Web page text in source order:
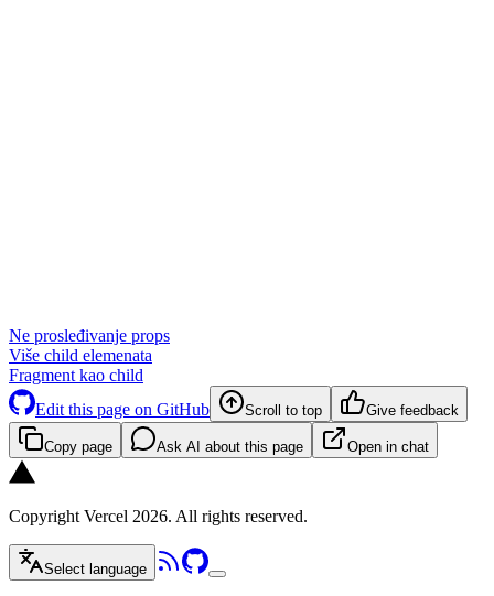
Ne prosleđivanje props
Više child elemenata
Fragment kao child
Edit this page on GitHub
Scroll to top Give feedback
Copy page Ask AI about this page Open in chat
Copyright Vercel 2026. All rights reserved.
Select language